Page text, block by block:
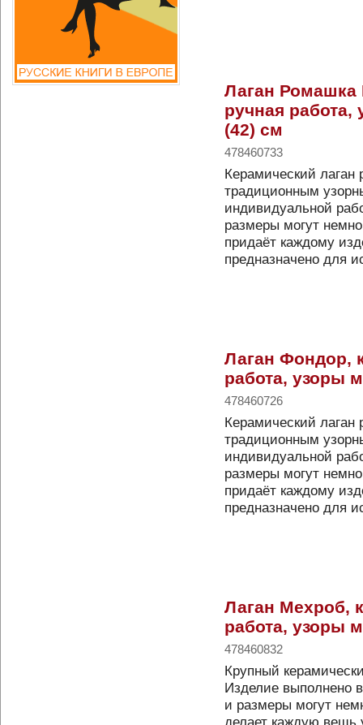
Лаган Ромашка
ручная
(42) см
478460733
Керамический лаган
традиционным
индивидуальной
размеры могут
придаёт каждому
предназначено для
Лаган Фондор,
работа, узоры
478460726
Керамический лаган
традиционным
индивидуальной
размеры могут
придаёт каждому
предназначено для
Лаган Мехроб,
работа, узоры
478460832
Крупный
Изделие выполнено
и размеры могут
делает каждую вещь